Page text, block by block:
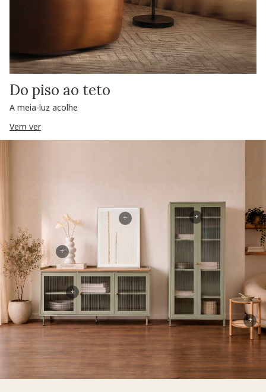
Do piso ao teto
A meia-luz acolhe
Vem ver
+
+
+
+
+